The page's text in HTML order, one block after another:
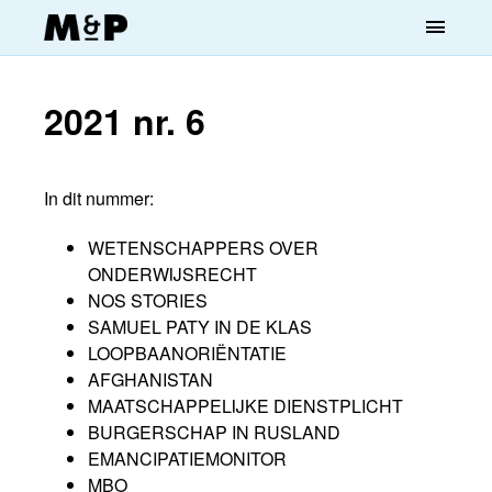
menu
2021 nr. 6
In dit nummer:
WETENSCHAPPERS OVER
ONDERWIJSRECHT
NOS STORIES
SAMUEL PATY IN DE KLAS
LOOPBAANORIËNTATIE
AFGHANISTAN
MAATSCHAPPELIJKE DIENSTPLICHT
BURGERSCHAP IN RUSLAND
EMANCIPATIEMONITOR
MBO